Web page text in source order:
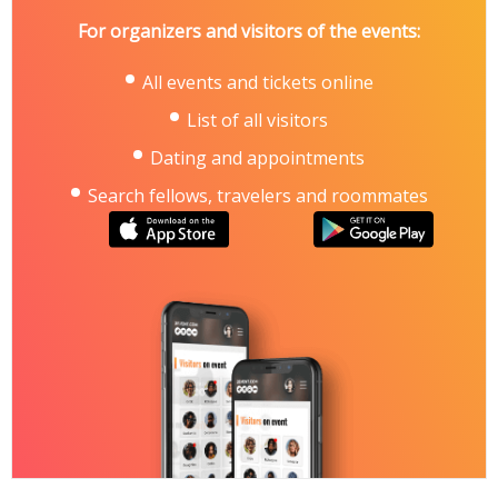
For organizers and visitors of the events:
All events and tickets online
List of all visitors
Dating and appointments
Search fellows, travelers and roommates